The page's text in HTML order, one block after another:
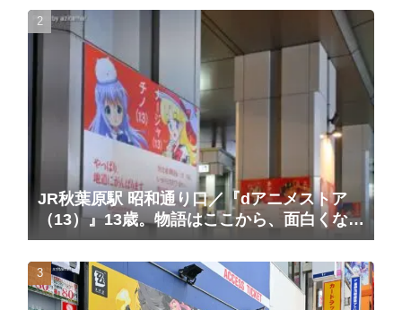
JR秋葉原駅 昭和通り口／『dアニメストア
（13）』13歳。物語はここから、面白くな
る。広告（2025/10/20掲載開始）